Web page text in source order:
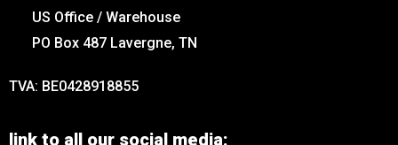
US Office / Warehouse
PO Box 487 Lavergne, TN
TVA: BE0428918855
link to all our social media: